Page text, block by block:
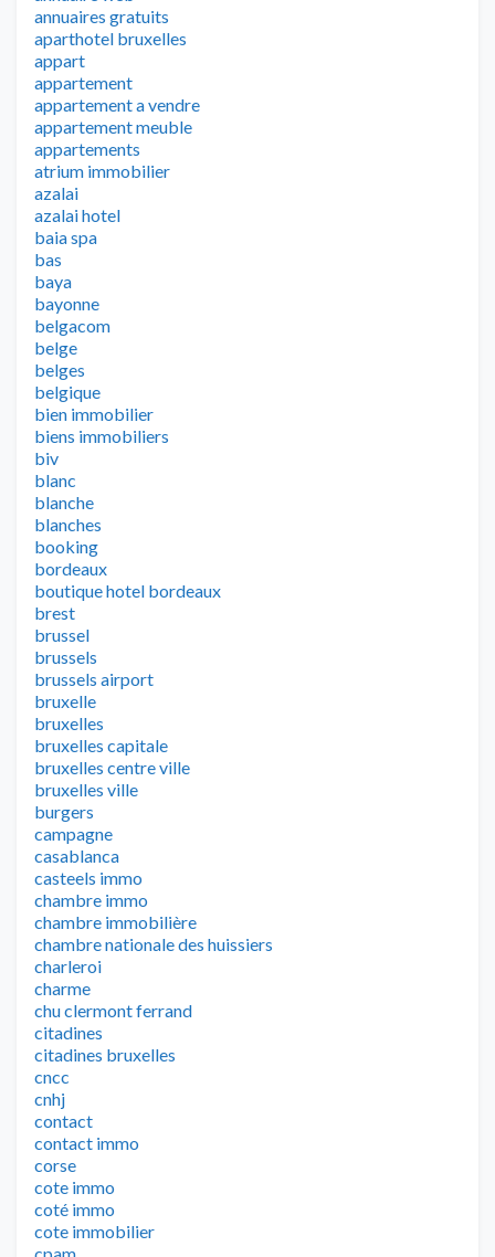
annuaires gratuits
aparthotel bruxelles
appart
appartement
appartement a vendre
appartement meuble
appartements
atrium immobilier
azalai
azalai hotel
baia spa
bas
baya
bayonne
belgacom
belge
belges
belgique
bien immobilier
biens immobiliers
biv
blanc
blanche
blanches
booking
bordeaux
boutique hotel bordeaux
brest
brussel
brussels
brussels airport
bruxelle
bruxelles
bruxelles capitale
bruxelles centre ville
bruxelles ville
burgers
campagne
casablanca
casteels immo
chambre immo
chambre immobilière
chambre nationale des huissiers
charleroi
charme
chu clermont ferrand
citadines
citadines bruxelles
cncc
cnhj
contact
contact immo
corse
cote immo
coté immo
cote immobilier